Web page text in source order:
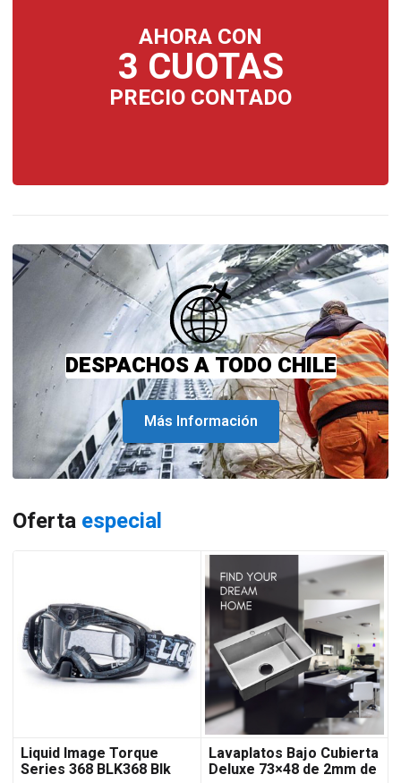
AHORA CON
3 CUOTAS
PRECIO CONTADO
DESPACHOS A TODO CHILE
Más Información
Oferta especial
Liquid Image Torque
Series 368 BLK368 Blk
Lavaplatos Bajo Cubierta
Deluxe 73×48 de 2mm de